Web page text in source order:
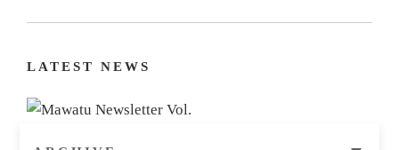
LATEST NEWS